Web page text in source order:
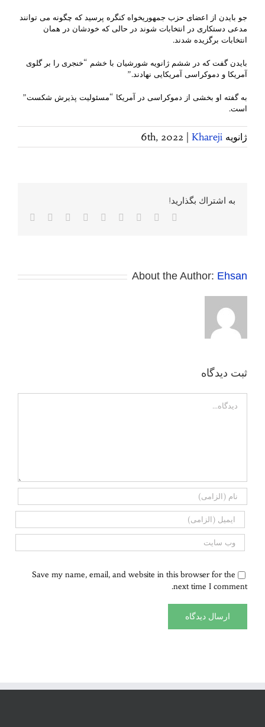
جو بایدن از اعضای حزب جمهوریخواه کنگره پرسید که چگونه می توانند
مدعی دستکاری در انتخابات شوند در حالی که خودشان در همان
انتخابات برگزیده شدند.
بایدن گفت که در ششم ژانویه شورشیان با خشم “خنجری را بر گلوی
آمریکا و دموکراسی آمریکایی نهادند.”
به گفته او بخشی از دموکراسی در آمریکا “مسئولیت پذیرش شکست”
است.
ژانویه 6th, 2022 Khareji
به اشتراك بگذاريد!
Facebook
Twitter
Reddit
LinkedIn
WhatsApp
Tumblr
Pinterest
About the Author: Ehsan
ثبت ديدگاه
Save my name, email, and website in this browser for the
next time I comment.